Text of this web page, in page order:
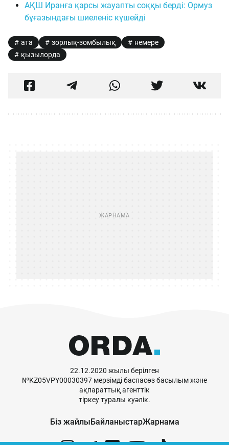
АҚШ Иранға қарсы жауапты соққы берді: Ормуз
бұғазындағы шиеленіс күшейді
ата зорлық-зомбылық
немере
қызылорда
22.12.2020 жылы берілген
№KZ05VPY00030397 мерзімді баспасөз басылым және
ақпараттық агенттік
тіркеу туралы куәлік.
Біз жайлыБайланыстарЖарнама